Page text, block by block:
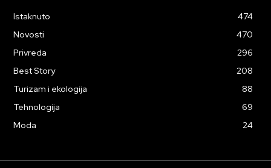
Istaknuto
474
Novosti
470
Privreda
296
Best Story
208
Turizam i ekologija
88
Tehnologija
69
Moda
24